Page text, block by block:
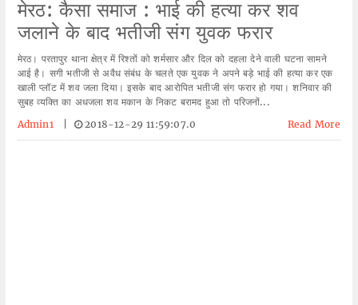
मेरठ: कैसा समाज : भाई की हत्या कर शव
जलाने के बाद भतीजी संग युवक फरार
मेरठ। परतापुर थाना क्षेत्र में रिश्तों को शर्मसार और दिल को दहला देने वाली घटना सामने
आई है। सगी भतीजी से अवैध संबंध के चलते एक युवक ने अपने बड़े भाई की हत्या कर एक
खाली प्लॉट में शव जला दिया। इसके बाद आरोपित भतीजी संग फरार हो गया। शनिवार की
सुबह व्यक्ति का अधजला शव मकान के निकट बरामद हुआ तो परिजनों...
Admin1
2018-12-29 11:59:07.0 Read More